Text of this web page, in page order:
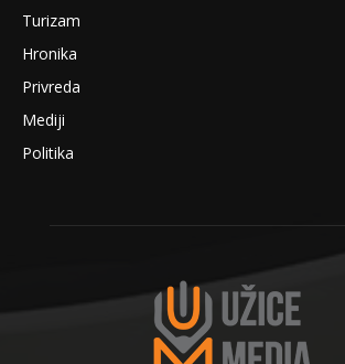
Turizam
Hronika
Privreda
Mediji
Politika